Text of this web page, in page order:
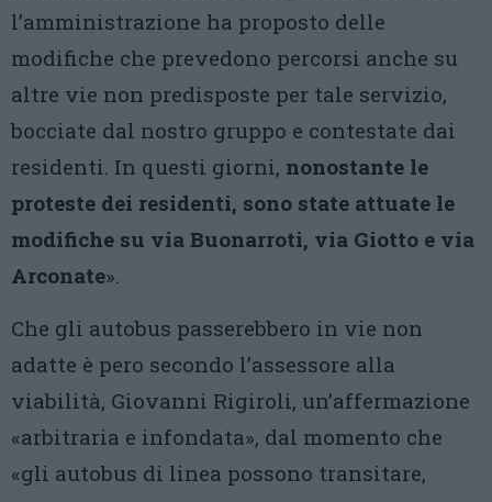
l’amministrazione ha proposto delle
modifiche che prevedono percorsi anche su
altre vie non predisposte per tale servizio,
bocciate dal nostro gruppo e contestate dai
residenti. In questi giorni, nonostante le
proteste dei residenti, sono state attuate le
modifiche su via Buonarroti, via Giotto e via
Arconate».
Che gli autobus passerebbero in vie non
adatte è pero secondo l’assessore alla
viabilità, Giovanni Rigiroli, un’affermazione
«arbitraria e infondata», dal momento che
«gli autobus di linea possono transitare,